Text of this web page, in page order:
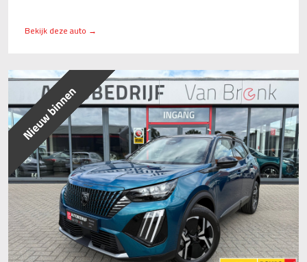
Bekijk deze auto →